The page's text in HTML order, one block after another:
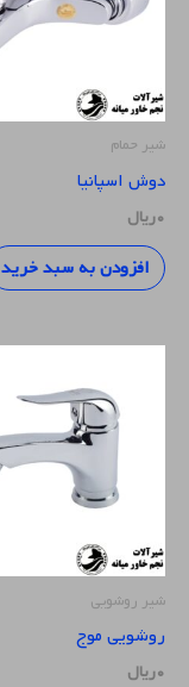
شیر حمام
دوش اسپانیا
۰ریال
افزودن به سبد خرید
شیر روشویی
روشویی موج
۰ریال